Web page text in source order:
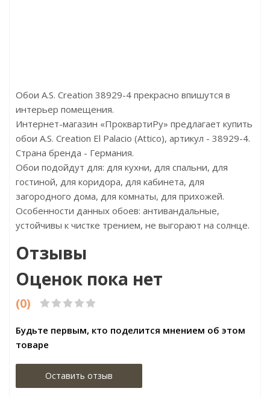
Обои A.S. Creation 38929-4 прекрасно впишутся в
интерьер помещения.
Интернет-магазин «ПроквартиРу» предлагает купить
обои A.S. Creation El Palacio (Attico), артикул - 38929-4.
Страна бренда - Германия.
Обои подойдут для: для кухни, для спальни, для
гостиной, для коридора, для кабинета, для
загородного дома, для комнаты, для прихожей.
Особенности данных обоев: антивандальные,
устойчивы к чистке трением, не выгорают на солнце.
Отзывы
Оценок пока нет
(0)
Будьте первым, кто поделится мнением об этом
товаре
Оставить отзыв